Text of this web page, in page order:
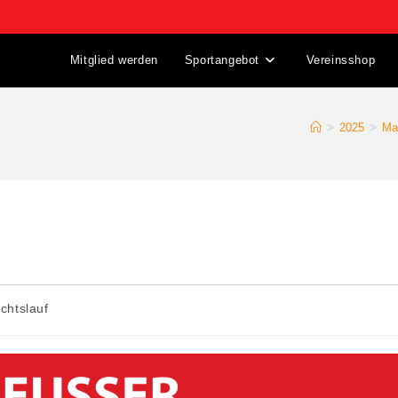
Mitglied werden Sportangebot Vereinsshop
> 2025 >